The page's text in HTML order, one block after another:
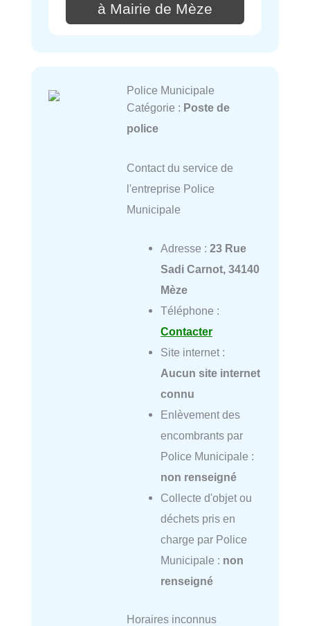
à Mairie de Mèze
Police Municipale
Catégorie : Poste de
police
Contact du service de
l'entreprise Police
Municipale
Adresse : 23 Rue
Sadi Carnot, 34140
Mèze
Téléphone :
Contacter
Site internet :
Aucun site internet
connu
Enlèvement des
encombrants par
Police Municipale :
non renseigné
Collecte d'objet ou
déchets pris en
charge par Police
Municipale : non
renseigné
Horaires inconnus